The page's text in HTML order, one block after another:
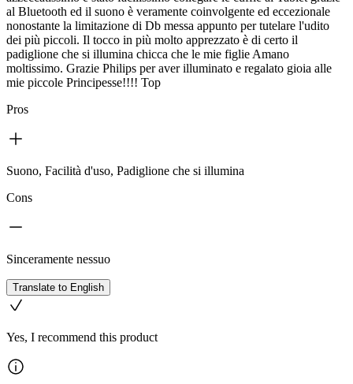
al Bluetooth ed il suono è veramente coinvolgente ed eccezionale
nonostante la limitazione di Db messa appunto per tutelare l'udito
dei più piccoli. Il tocco in più molto apprezzato è di certo il
padiglione che si illumina chicca che le mie figlie Amano
moltissimo. Grazie Philips per aver illuminato e regalato gioia alle
mie piccole Principesse!!!! Top
Pros
Suono, Facilità d'uso, Padiglione che si illumina
Cons
Sinceramente nessuo
Translate to English
Yes, I recommend this product